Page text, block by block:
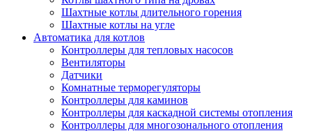
Шахтные котлы длительного горения
Шахтные котлы на угле
Автоматика для котлов
Контроллеры для тепловых насосов
Вентиляторы
Датчики
Комнатные терморегуляторы
Контроллеры для каминов
Контроллеры для каскадной системы отопления
Контроллеры для многозонального отопления